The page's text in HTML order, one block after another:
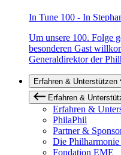
In Tune 100 - In
Um unsere 100. Folge
besonderen Gast
Generaldirektor der
Erfahren & Unterstützen
Erfahren &
Erfahren &
PhilaPhil
Partner &
Die Philharmonie
Fondation EME